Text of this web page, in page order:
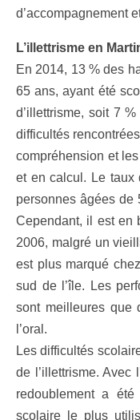
d’accompagnement
L’illettrisme en
En 2014, 13 % des
65 ans, ayant été
d’illettrisme, soit 7
difficultés
compréhension et
et en calcul. Le taux
personnes âgées de
Cependant, il est en
2006, malgré un
est plus marqué
sud de l’île. Les
sont meilleures que
l’oral.
Les difficultés
de l’illettrisme. Avec
redoublement a
scolaire le plus